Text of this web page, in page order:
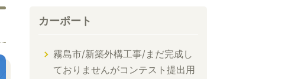
カーポート
霧島市/新築外構工事/まだ完成し
ておりませんがコンテスト提出用